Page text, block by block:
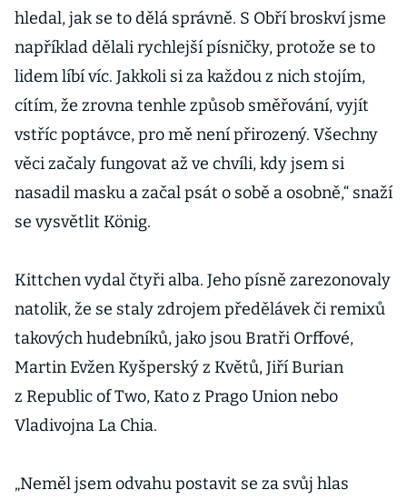
hledal, jak se to dělá správně. S Obří broskví jsme
například dělali rychlejší písničky, protože se to
lidem líbí víc. Jakkoli si za každou z nich stojím,
cítím, že zrovna tenhle způsob směřování, vyjít
vstříc poptávce, pro mě není přirozený. Všechny
věci začaly fungovat až ve chvíli, kdy jsem si
nasadil masku a začal psát o sobě a osobně,“ snaží
se vysvětlit König.
Kittchen vydal čtyři alba. Jeho písně zarezonovaly
natolik, že se staly zdrojem předělávek či remixů
takových hudebníků, jako jsou Bratři Orffové,
Martin Evžen Kyšperský z Květů, Jiří Burian
z Republic of Two, Kato z Prago Union nebo
Vladivojna La Chia.
„Neměl jsem odvahu postavit se za svůj hlas